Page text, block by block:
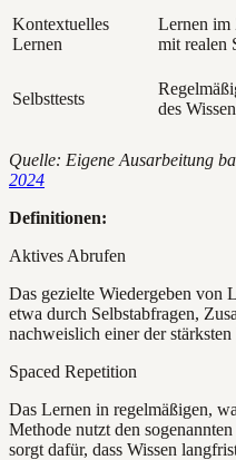
Kontextuelles
Lernen
Lernen im
mit realen
Selbsttests
des
Quelle: Eigene Ausarbeitung
2024
Definitionen:
Aktives Abrufen
Das gezielte Wiedergeben von
etwa durch Selbstabfragen,
nachweislich einer der
Spaced Repetition
Das Lernen in regelmäßigen,
Methode nutzt den
sorgt dafür, dass Wissen